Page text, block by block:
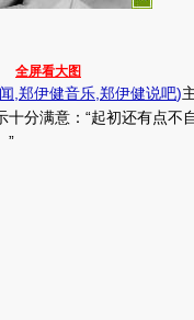
全屏看大图
郑伊健音乐 郑伊健说吧)
十分满意：“起初还有点不
”